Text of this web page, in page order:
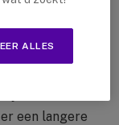
het signaal
grote
minder goed
een langere
ALLES